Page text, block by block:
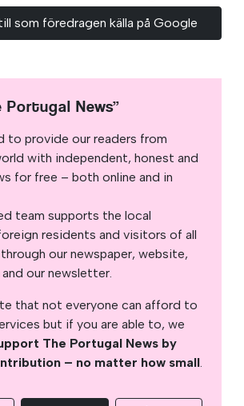
som föredragen källa på Google
Portugal News”
to provide our readers from
with independent, honest and
for free – both online and in
team supports the local
residents and visitors of all
our newspaper, website,
our newsletter.
that not everyone can afford to
but if you are able to, we
The Portugal News by
– no matter how small.